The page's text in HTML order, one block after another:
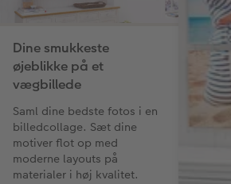
Dine smukkeste
øjeblikke på et
vægbillede
Saml dine bedste fotos i en
billedcollage. Sæt dine
motiver flot op med
moderne layouts på
materialer i høj kvalitet.